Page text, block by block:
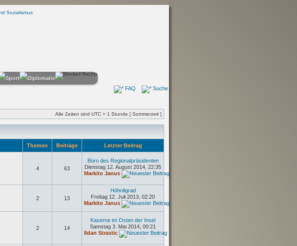
FAQ Suche
Alle Zeiten sind UTC + 1 Stunde [ Sommerzeit ]
Themen Beiträge Letzter Beitrag
4 63
Büro des Regionalpräsidenten
Dienstag 12. August 2014, 22:35
Markito Janus
2 13
Höhnligrad
Freitag 12. Juli 2013, 02:20
Markito Janus
2 14
Kaserne im Osten der Insel
Samstag 3. Mai 2014, 00:21
Ildan Strastic